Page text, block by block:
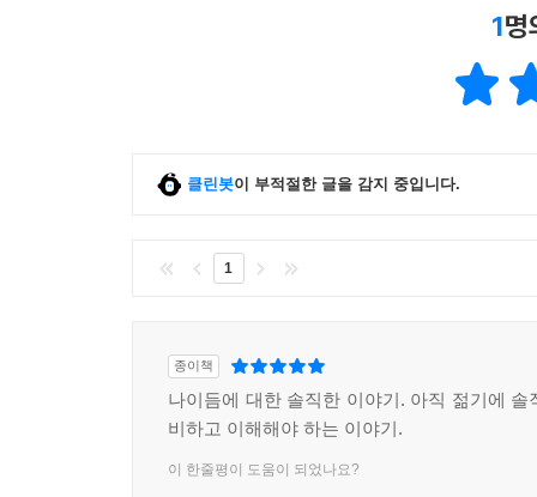
1명
클린봇이 부적절한 글을 감지 중입니다.
1
종이책
나이듬에 대한 솔직한 이야기. 아직 젊기에 솔
비하고 이해해야 하는 이야기.
이 한줄평이 도움이 되었나요?